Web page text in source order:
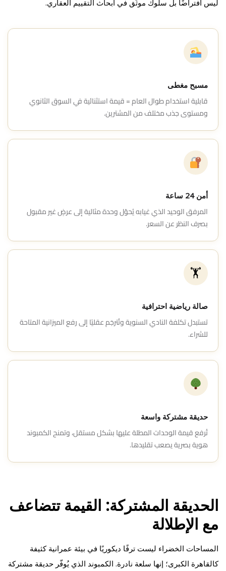
ليس افتراضًا بل سلوك موثّق في أبحاث التقييم العقاري.
مسبح مغطى
قابلية استخدام طوال العام = قيمة استثنائية في السوق الثانوي
ومستوى جذب مختلف من المشترين.
أمن 24 ساعة
المرفق الوحيد الذي غيابه يُحوّل وحدة مثالية إلى عرضٍ غير مقبول
بصرف النظر عن السعر.
🏋️
صالة رياضية احترافية
تستبدل تكلفة النادي السنوية وتُترجَم عقليًا إلى رفع الميزانية المتاحة
للشراء.
حديقة مشتركة واسعة
تُرفع قيمة الوحدات المطلة عليها بشكل مستقل، وتمنح الكمبوند
هوية بصرية يصعب تقليدها.
الحديقة المشتركة: القيمة تتضاعف
مع الإطلالة
المساحات الخضراء ليست ترفًا ديكوريًا في بيئة عمرانية كثيفة
كالقاهرة الكبرى؛ إنها سلعة نادرة. الكمبوند الذي يُوفّر حديقة مشتركة